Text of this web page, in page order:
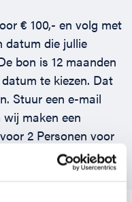
) medici
iedereen
vragen
€ 100,- en volg met
datum die jullie
bon is 12 maanden
te kiezen. Dat
Stuur een e-mail
maken een
2 Personen voor